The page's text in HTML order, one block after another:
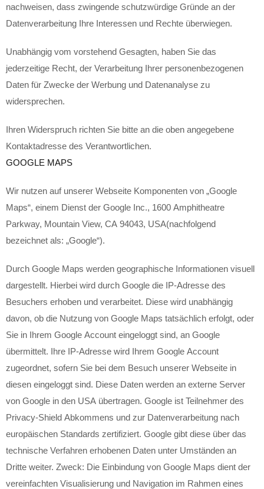
nachweisen, dass zwingende schutzwürdige Gründe an der
Datenverarbeitung Ihre Interessen und Rechte überwiegen.
Unabhängig vom vorstehend Gesagten, haben Sie das
jederzeitige Recht, der Verarbeitung Ihrer personenbezogenen
Daten für Zwecke der Werbung und Datenanalyse zu
widersprechen.
Ihren Widerspruch richten Sie bitte an die oben angegebene
Kontaktadresse des Verantwortlichen.
GOOGLE MAPS
Wir nutzen auf unserer Webseite Komponenten von „Google
Maps“, einem Dienst der Google Inc., 1600 Amphitheatre
Parkway, Mountain View, CA 94043, USA(nachfolgend
bezeichnet als: „Google“).
Durch Google Maps werden geographische Informationen visuell
dargestellt. Hierbei wird durch Google die IP-Adresse des
Besuchers erhoben und verarbeitet. Diese wird unabhängig
davon, ob die Nutzung von Google Maps tatsächlich erfolgt, oder
Sie in Ihrem Google Account eingeloggt sind, an Google
übermittelt. Ihre IP-Adresse wird Ihrem Google Account
zugeordnet, sofern Sie bei dem Besuch unserer Webseite in
diesen eingeloggt sind. Diese Daten werden an externe Server
von Google in den USA übertragen. Google ist Teilnehmer des
Privacy-Shield Abkommens und zur Datenverarbeitung nach
europäischen Standards zertifiziert. Google gibt diese über das
technische Verfahren erhobenen Daten unter Umständen an
Dritte weiter. Zweck: Die Einbindung von Google Maps dient der
vereinfachten Visualisierung und Navigation im Rahmen eines